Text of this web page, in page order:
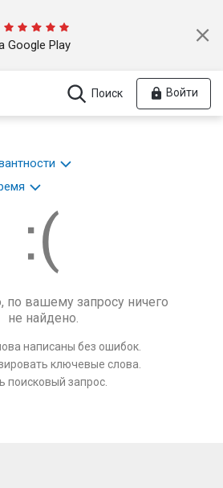
Google Play
Поиск Войти
вашему запросу ничего
не найдено.
написаны без ошибок.
ключевые слова.
поисковый запрос.